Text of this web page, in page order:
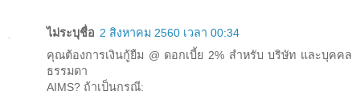
ไม่ระบุชื่อ 2 สิงหาคม 2560 เวลา 00:34
คุณต้องการเงินกู้ยืม @ ดอกเบี้ย 2% สำหรับ บริษัท และบุคคล
ธรรมดา
AIMS? ถ้าเป็นกรณี: